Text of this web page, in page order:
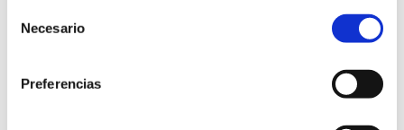
Necesario
Preferencias
Tenemos un compromiso firme para promover hábitos
saludables.